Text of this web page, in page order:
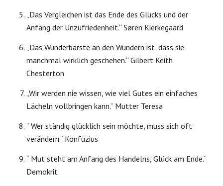
„Das Vergleichen ist das Ende des Glücks und der
Anfang der Unzufriedenheit.“ Søren Kierkegaard
„Das Wunderbarste an den Wundern ist, dass sie
manchmal wirklich geschehen.“ Gilbert Keith
Chesterton
„Wir werden nie wissen, wie viel Gutes ein einfaches
Lächeln vollbringen kann.“ Mutter Teresa
“ Wer ständig glücklich sein möchte, muss sich oft
verändern.“ Konfuzius
“ Mut steht am Anfang des Handelns, Glück am Ende.“
Demokrit